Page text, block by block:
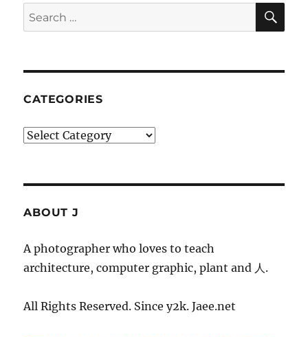
Search
for:
CATEGORIES
Categories
ABOUT J
A photographer who loves to teach
architecture, computer graphic, plant and 人.
All Rights Reserved. Since y2k. Jaee.net